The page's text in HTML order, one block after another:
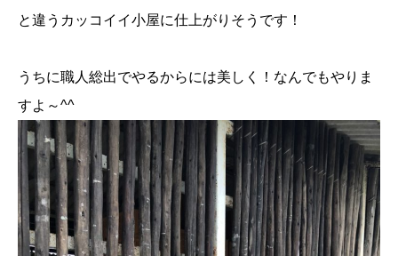
と違うカッコイイ小屋に仕上がりそうです！
うちに職人総出でやるからには美しく！なんでもやりま
すよ～^^